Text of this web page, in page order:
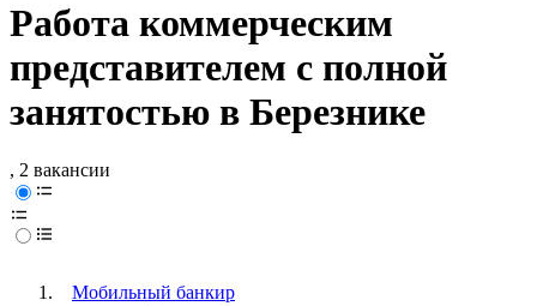
Работа коммерческим
представителем с полной
занятостью в Березнике
, 2 вакансии
Мобильный банкир